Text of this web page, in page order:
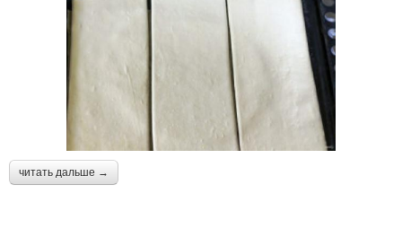
читать дальше →